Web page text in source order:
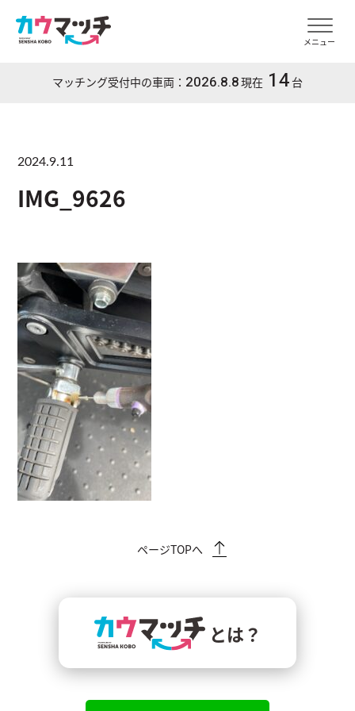
メニュー
マッチング受付中の車両： 2026.8.8現在 14 台
2024.9.11
IMG_9626
ページTOPへ
とは？